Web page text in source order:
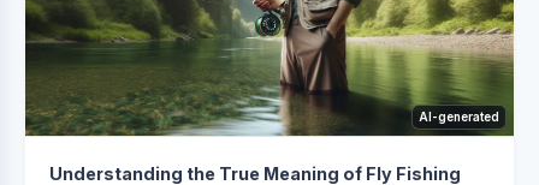
AI-generated
Understanding the True Meaning of Fly Fishing